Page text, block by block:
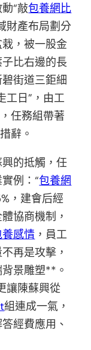
“敲包養網比
財產布局劃分
，被一股金
比右邊的長
街道三鉅細
工日”，由工
任務組帶著
辭。
的抵觸，任
例：“包養網
，建會后經
協商機制，
養感情 ，員工
再是攻擊，
景雕塑**。
讓陳蘇興從
組連成一氣，
經費應用、